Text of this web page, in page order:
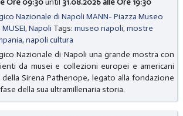
Ore 09:30until 31.08.2026 alle Ore 19:30
Nazionale di Napoli MANN- Piazza Museo
MUSEI,Napoli Tags:museo napoli,mostre
,napoli cultura
Nazionale di Napoli una grande mostra con
da musei e collezioni europei e americani
Sirena Pathenope, legato alla fondazione
della sua ultramillenaria storia.